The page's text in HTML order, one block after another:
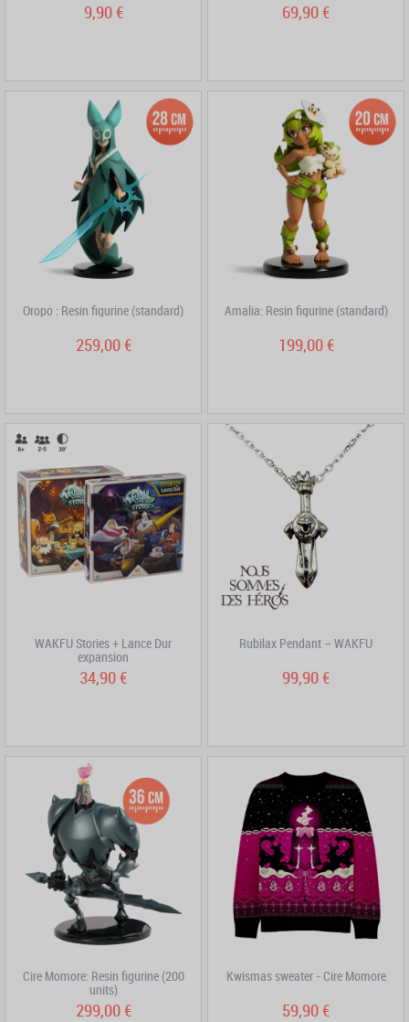
9,90 € 69,90 €
Oropo : Resin figurine (standard)
259,00 €
Amalia: Resin figurine (standard)
199,00 €
WAKFU Stories + Lance Dur
expansion
34,90 €
Rubilax Pendant – WAKFU
99,90 €
Cire Momore: Resin figurine (200
units)
299,00 €
Kwismas sweater - Cire Momore
59,90 €